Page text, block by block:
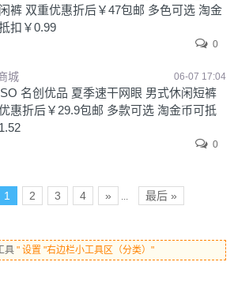
裤 双重优惠折后￥47包邮 多色可选 淘金
扣￥0.99
0
城 06-07 17:04
名创优品 夏季速干网眼 男式休闲短裤
惠折后￥29.9包邮 多款可选 淘金币可抵
0
1 2 3 4 » ... 最后 »
具 " 设置 "右边栏小工具区（分类）"